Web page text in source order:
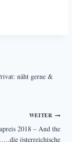
näht gerne &
WEITER
2018 – And the
österreichische